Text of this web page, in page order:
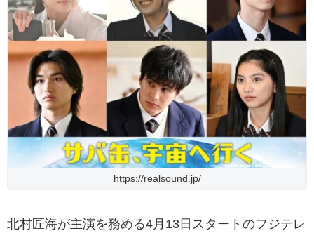
https://realsound.jp/
北村匠海が主演を務める4月13日スタートのフジテレ